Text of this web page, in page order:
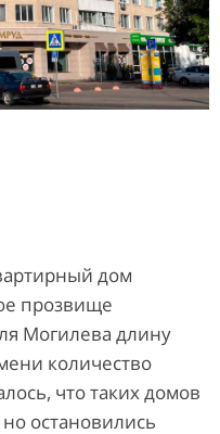
дом
прозвище
Могилева длину
количество
что таких домов
остановились